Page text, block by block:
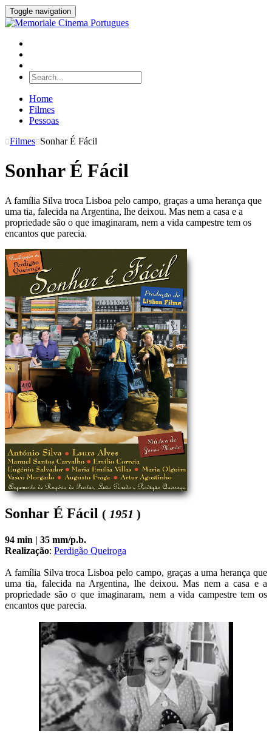
Toggle navigation
Home
Filmes
Pessoas
Filmes Sonhar É Fácil
Sonhar É Fácil
A família Silva troca Lisboa pelo campo, graças a uma herança que
uma tia, falecida na Argentina, lhe deixou. Mas nem a casa e a
propriedade são o que imaginaram, nem a vida campestre tem os
encantos que parecia.
Sonhar É Fácil ( 1951 )
94 min | 35 mm/p.b.
Realização: Perdigão Queiroga
A família Silva troca Lisboa pelo campo, graças a uma herança que
uma tia, falecida na Argentina, lhe deixou. Mas nem a casa e a
propriedade são o que imaginaram, nem a vida campestre tem os
encantos que parecia.